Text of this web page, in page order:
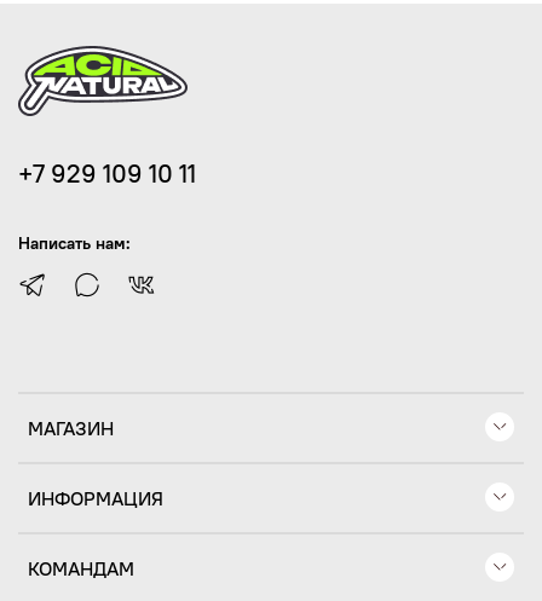
МАГАЗИН
ИНФОРМАЦИЯ
КОМАНДАМ
+7 929 109 10 11
Написать нам: